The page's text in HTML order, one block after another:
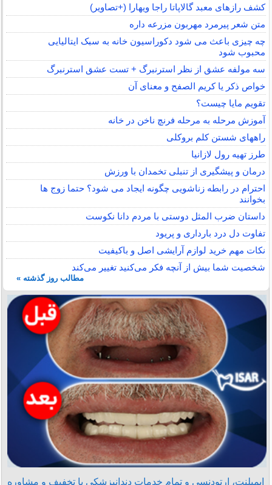
کشف رازهای معبد گالاپاتا راجا ویهارا (+تصاویر)
متن شعر پیرمرد مهربون مزرعه داره
چه چیزی باعث می شود دکوراسیون خانه به سبک ایتالیایی
محبوب شود
سه مولفه عشق از نظر استرنبرگ + تست عشق استرنبرگ
خواص ذکر یا کریم الصفح و معنای آن
تقویم مایا چیست؟
آموزش مرحله به مرحله فرنچ ناخن در خانه
راههای شستن کلم بروکلی
طرز تهیه رول لازانیا
درمان و پیشگیری از تنبلی تخمدان با ورزش
احترام در رابطه زناشویی چگونه ایجاد می شود؟ حتما زوج ها
بخوانند
داستان ضرب المثل دوستی با مردم دانا نكوست
تفاوت دل درد بارداری و پریود
نکات مهم خرید لوازم آرایشی اصل و باکیفیت
شخصیت شما بیش از آنچه فکر می‌کنید تغییر می‌کند
مطالب روز گذشته »
ایمپلنت، ارتودنسی و تمام خدمات دندانپزشکی با تخفیف و مشاوره